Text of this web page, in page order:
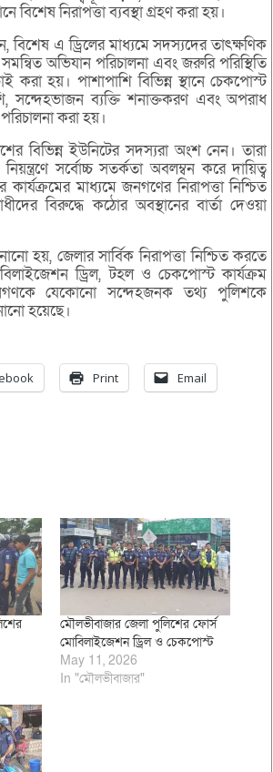
বিশেষ নিরাপত্তা ব্যবস্থা গ্রহণ করা হয়।
বিশেষ এ ড্রিলের মাধ্যমে সদস্যদের তাৎক্ষণিক
অভিযান পরিচালনা এবং জরুরি পরিস্থিতি
করা হয়। পাশাপাশি বিভিন্ন স্থানে চেকপোস্ট
সন্দেহভাজন ব্যক্তি শনাক্তকরণ এবং অপরাধ
করা হয়।
বিভিন্ন ইউনিটের সদস্যরা অংশ নেন। তারা
সর্বোচ্চ সতর্কতা অবলম্বন করে দায়িত্ব
মাধ্যমে জনগণের নিরাপত্তা নিশ্চিত
বিরুদ্ধে কঠোর অবস্থানের বার্তা দেওয়া
হয়, জেলার সার্বিক নিরাপত্তা নিশ্চিত করতে
ড্রিল, টহল ও চেকপোস্ট কার্যক্রম
যেকোনো সন্দেহজনক তথ্য পুলিশকে
হয়েছে।
Print Email
মৌলভীবাজার জেলা পুলিশের ফোর্স
মোবিলাইজেশন ড্রিল ও চেকপোস্ট
May 11, 2026
In "মৌলভীবাজার"